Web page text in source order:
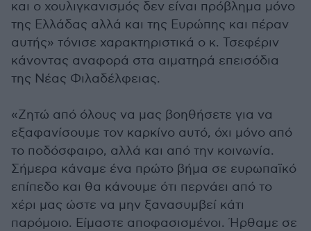
και ο χουλιγκανισμός δεν είναι πρόβλημα μόνο
της Ελλάδας αλλά και της Ευρώπης και πέραν
αυτής» τόνισε χαρακτηριστικά ο κ. Τσεφέριν
κάνοντας αναφορά στα αιματηρά επεισόδια
της Νέας Φιλαδέλφειας.
«Ζητώ από όλους να μας βοηθήσετε για να
εξαφανίσουμε τον καρκίνο αυτό, όχι μόνο από
το ποδόσφαιρο, αλλά και από την κοινωνία.
Σήμερα κάναμε ένα πρώτο βήμα σε ευρωπαϊκό
επίπεδο και θα κάνουμε ότι περνάει από το
χέρι μας ώστε να μην ξανασυμβεί κάτι
παρόμοιο. Είμαστε αποφασισμένοι. Ήρθαμε σε